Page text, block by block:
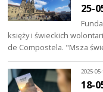
25-
księży i świeckich
de Compostela. "Msza
2025-
18-